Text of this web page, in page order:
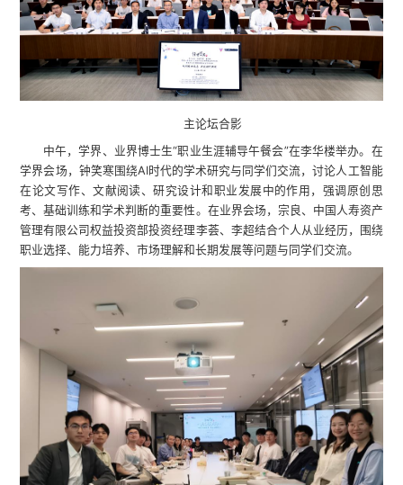
主论坛合影
中午，学界、业界博士生“职业生涯辅导午餐会”在李华楼举办。在
学界会场，钟笑寒围绕AI时代的学术研究与同学们交流，讨论人工智能
在论文写作、文献阅读、研究设计和职业发展中的作用，强调原创思
考、基础训练和学术判断的重要性。在业界会场，宗良、中国人寿资产
管理有限公司权益投资部投资经理李荟、李超结合个人从业经历，围绕
职业选择、能力培养、市场理解和长期发展等问题与同学们交流。